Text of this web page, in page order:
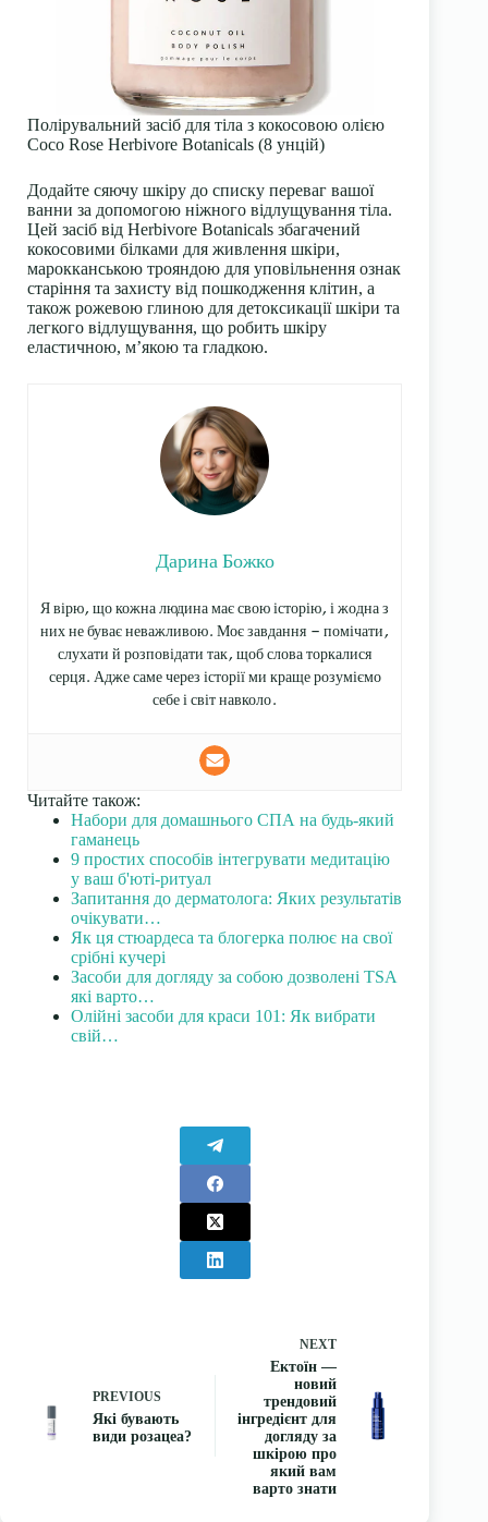
Полірувальний засіб для тіла з кокосовою олією
Coco Rose Herbivore Botanicals (8 унцій)
Додайте сяючу шкіру до списку переваг вашої
ванни за допомогою ніжного відлущування тіла.
Цей засіб від Herbivore Botanicals збагачений
кокосовими білками для живлення шкіри,
марокканською трояндою для уповільнення ознак
старіння та захисту від пошкодження клітин, а
також рожевою глиною для детоксикації шкіри та
легкого відлущування, що робить шкіру
еластичною, м’якою та гладкою.
Дарина Божко
Я вірю, що кожна людина має свою історію, і жодна з
них не буває неважливою. Моє завдання — помічати,
слухати й розповідати так, щоб слова торкалися
серця. Адже саме через історії ми краще розуміємо
себе і світ навколо.
Читайте також:
Набори для домашнього СПА на будь-який
гаманець
9 простих способів інтегрувати медитацію
у ваш б'юті-ритуал
Запитання до дерматолога: Яких результатів
очікувати…
Як ця стюардеса та блогерка полює на свої
срібні кучері
Засоби для догляду за собою дозволені TSA
які варто…
Олійні засоби для краси 101: Як вибрати
свій…
PREVIOUS
Які бувають
види розацеа?
NEXT
Ектоїн —
новий
трендовий
інгредієнт для
догляду за
шкірою про
який вам
варто знати